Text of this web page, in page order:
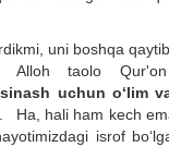
uni boshqa
Alloh taolo
uchun o‘lim
hali ham kech
isrof